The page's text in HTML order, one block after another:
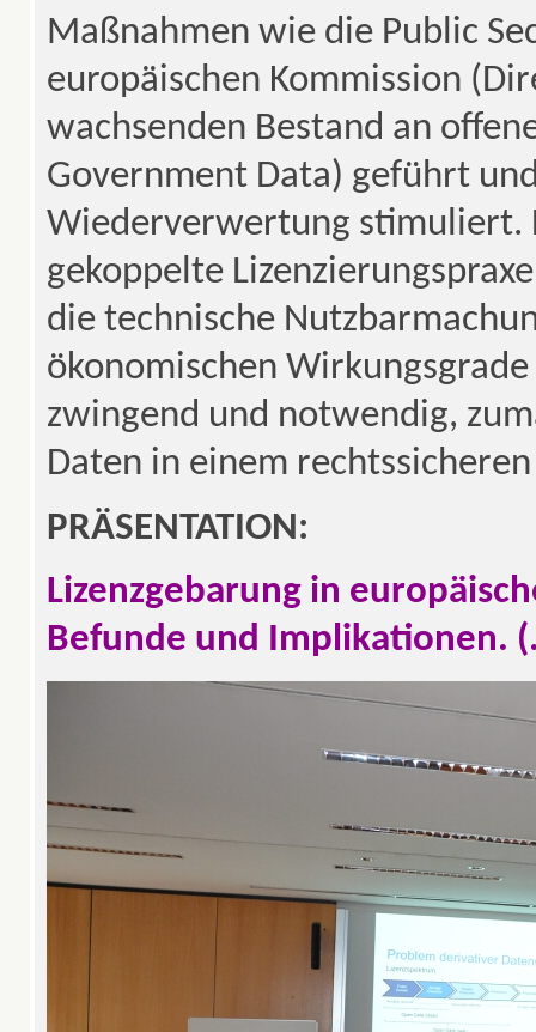
Maßnahmen wie die Public
europäischen Kommission
wachsenden Bestand an
Government Data) geführt
Wiederverwertung stimuliert.
gekoppelte
die technische
ökonomischen
zwingend und notwendig,
Daten in einem
PRÄSENTATION:
Lizenzgebarung in
Befunde und Implikationen.